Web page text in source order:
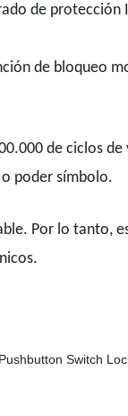
de protección
de bloqueo
de ciclos
poder símbolo.
Por lo tanto,